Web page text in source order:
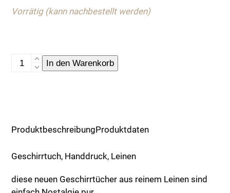
Vorrätig (kann nachbestellt werden)
Geschirrtuch,
Handdruck,
In den Warenkorb
ProduktbeschreibungProduktdaten
Geschirrtuch, Handdruck, Leinen
diese neuen Geschirrtücher aus reinem Leinen sind